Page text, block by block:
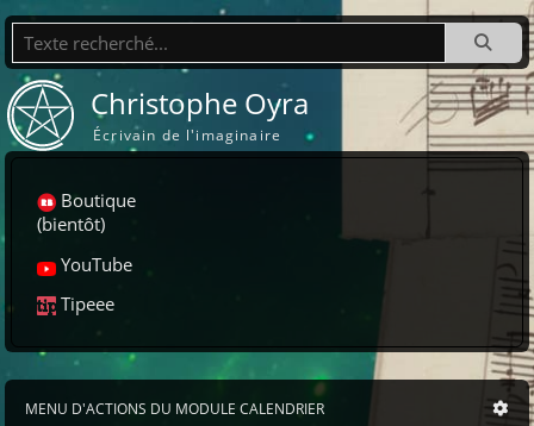
Recherche
Christophe Oyra
Écrivain de l'imaginaire
Boutique
(bientôt)
YouTube
Tipeee
MENU D'ACTIONS DU MODULE CALENDRIER